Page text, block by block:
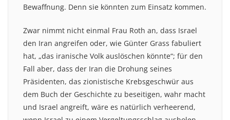
Bewaffnung. Denn sie könnten zum Einsatz kommen.
Zwar nimmt nicht einmal Frau Roth an, dass Israel
den Iran angreifen oder, wie Günter Grass fabuliert
hat, „das iranische Volk auslöschen könnte“; für den
Fall aber, dass der Iran die Drohung seines
Präsidenten, das zionistische Krebsgeschwür aus
dem Buch der Geschichte zu beseitigen, wahr macht
und Israel angreift, wäre es natürlich verheerend,